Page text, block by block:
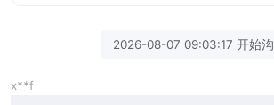
2026-08-07 09:03:17 开始
x**f